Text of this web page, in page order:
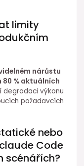
⁢limity
nárůstu
80 ⁤% aktuálních
degradaci výkonu
požadavcích
nebo
Code⁢
scénářích?